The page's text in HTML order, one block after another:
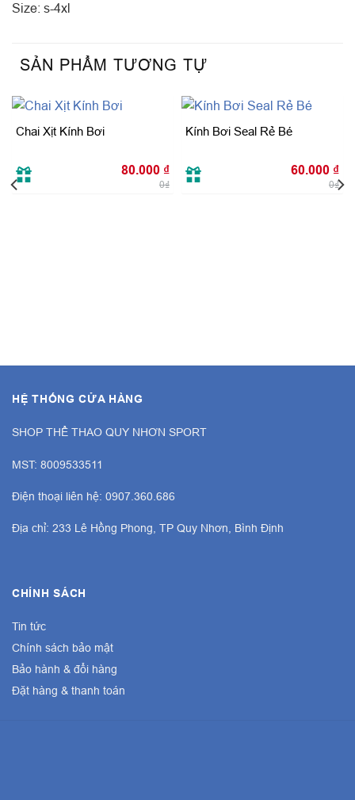
Size: s-4xl
SẢN PHẨM TƯƠNG TỰ
Chai Xịt Kính Bơi
80.000 ₫
0₫
Kính Bơi Seal Rẻ Bé
60.000 ₫
0₫
HỆ THỐNG CỬA HÀNG
SHOP THỂ THAO QUY NHƠN SPORT
MST: 8009533511
Điện thoại liên hệ: 0907.360.686
Địa chỉ: 233 Lê Hồng Phong, TP Quy Nhơn, Bình Định
CHÍNH SÁCH
Tin tức
Chính sách bảo mật
Bảo hành & đổi hàng
Đặt hàng & thanh toán